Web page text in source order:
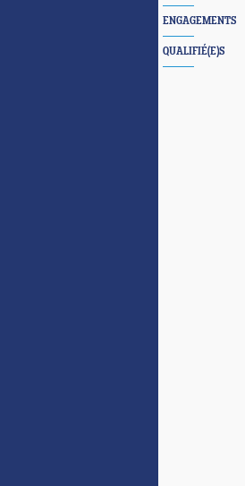
ENGAGEMENTS
QUALIFIÉ(E)S